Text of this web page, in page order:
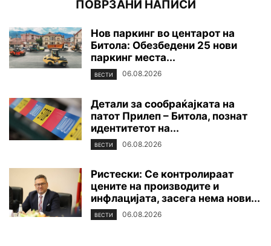
ПОВРЗАНИ НАПИСИ
Нов паркинг во центарот на
Битола: Обезбедени 25 нови
паркинг места...
ВЕСТИ 06.08.2026
Детали за сообраќајката на
патот Прилеп – Битола, познат
идентитетот на...
ВЕСТИ 06.08.2026
Ристески: Се контролираат
цените на производите и
инфлацијата, засега нема нови...
ВЕСТИ 06.08.2026